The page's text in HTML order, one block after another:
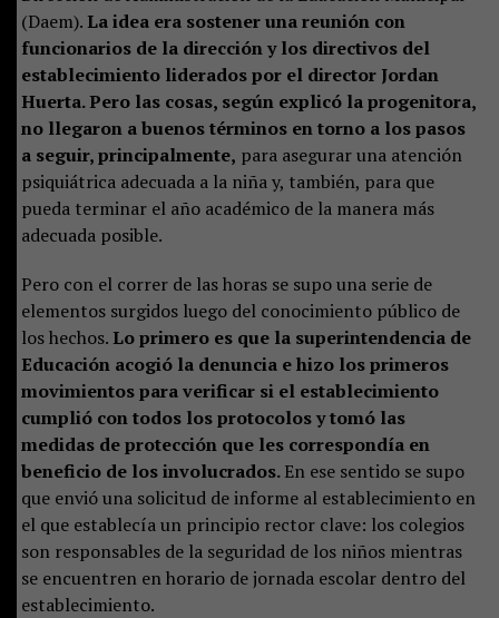
(Daem). La idea era sostener una reunión con
funcionarios de la dirección y los directivos del
establecimiento liderados por el director Jordan
Huerta. Pero las cosas, según explicó la progenitora,
no llegaron a buenos términos en torno a los pasos
a seguir, principalmente, para asegurar una atención
psiquiátrica adecuada a la niña y, también, para que
pueda terminar el año académico de la manera más
adecuada posible.
Pero con el correr de las horas se supo una serie de
elementos surgidos luego del conocimiento público de
los hechos. Lo primero es que la superintendencia de
Educación acogió la denuncia e hizo los primeros
movimientos para verificar si el establecimiento
cumplió con todos los protocolos y tomó las
medidas de protección que les correspondía en
beneficio de los involucrados.En ese sentido se supo
que envió una solicitud de informe al establecimiento en
el que establecía un principio rector clave: los colegios
son responsables de la seguridad de los niños mientras
se encuentren en horario de jornada escolar dentro del
establecimiento.